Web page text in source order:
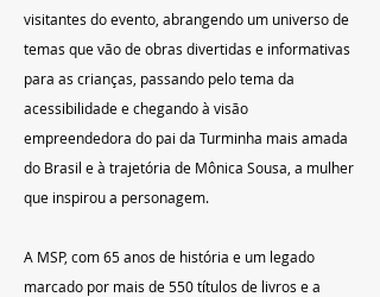
visitantes do evento, abrangendo um universo de
temas que vão de obras divertidas e informativas
para as crianças, passando pelo tema da
acessibilidade e chegando à visão
empreendedora do pai da Turminha mais amada
do Brasil e à trajetória de Mônica Sousa, a mulher
que inspirou a personagem.
A MSP, com 65 anos de história e um legado
marcado por mais de 550 títulos de livros e a